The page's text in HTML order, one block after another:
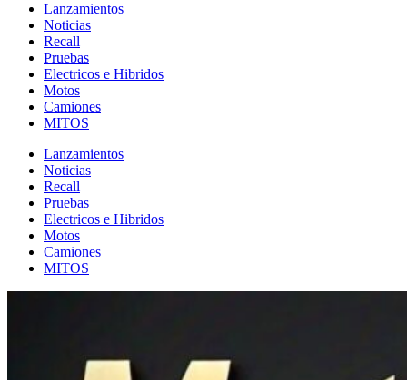
Lanzamientos
Noticias
Recall
Pruebas
Electricos e Hibridos
Motos
Camiones
MITOS
Lanzamientos
Noticias
Recall
Pruebas
Electricos e Hibridos
Motos
Camiones
MITOS